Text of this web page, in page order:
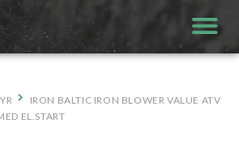
IRON BALTIC IRON BLOWER VALUE ATV
EL.START